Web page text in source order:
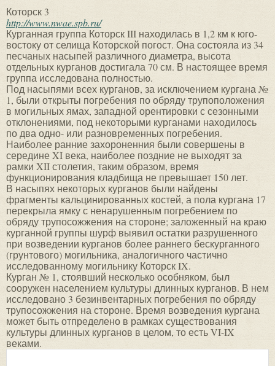
Которск 3
http://www.nwae.spb.ru/
Курганная группа Которск III находилась в 1,2 км к юго-
востоку от селища Которской погост. Она состояла из 34
песчаных насыпей различного диаметра, высота
отдельных курганов достигала 70 см. В настоящее время
группа исследована полностью.
Под насыпями всех курганов, за исключением кургана №
1, были открыты погребения по обряду трупоположения
в могильных ямах, западной орентировки с сезонными
отклонениями, под некоторыми курганами находилось
по два одно- или разновременных погребения.
Наиболее ранние захороненния были совершены в
середине XI века, наиболее поздние не выходят за
рамки XII столетия, таким образом, время
функционирования кладбища не превышает 150 лет.
В насыпях некоторых курганов были найдены
фрагменты кальцинированных костей, а пола кургана 17
перекрыла ямку с ненарушенным погребением по
обряду трупосожжения на стороне; заложенный на краю
курганной группы шурф выявил остатки разрушенного
при возведении курганов более раннего бескурганного
(грунтового) могильника, аналогичного частично
исследованному могильнику Которск IX.
Курган № 1, стоявший несколько особняком, был
сооружен населением культуры длинных курганов. В нем
исследовано 3 безинвентарных погребения по обряду
трупосожжения на стороне. Время возведения кургана
может быть отпределено в рамках существования
культуры длинных курганов в целом, то есть VI-IX
веками.